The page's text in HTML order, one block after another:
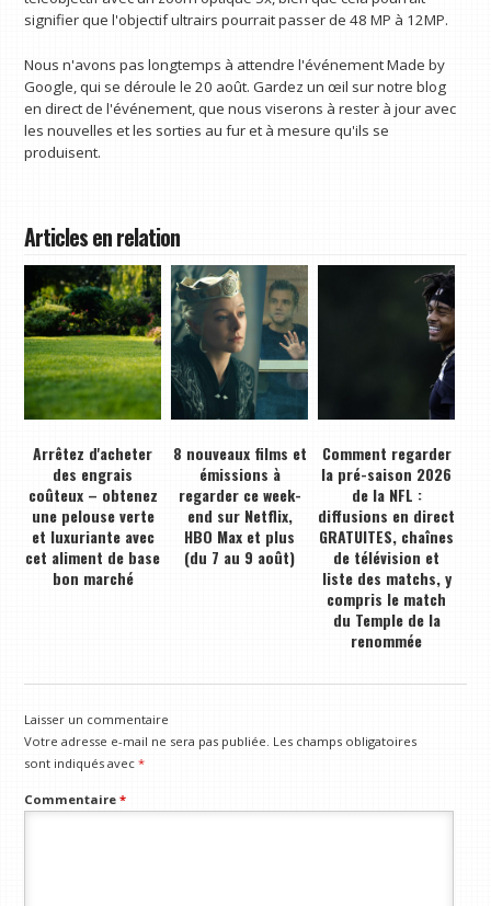
signifier que l'objectif ultrairs pourrait passer de 48 MP à 12MP.
Nous n'avons pas longtemps à attendre l'événement Made by
Google, qui se déroule le 20 août. Gardez un œil sur notre blog
en direct de l'événement, que nous viserons à rester à jour avec
les nouvelles et les sorties au fur et à mesure qu'ils se
produisent.
Articles en relation
Arrêtez d'acheter
des engrais
coûteux – obtenez
une pelouse verte
et luxuriante avec
cet aliment de base
bon marché
8 nouveaux films et
émissions à
regarder ce week-
end sur Netflix,
HBO Max et plus
(du 7 au 9 août)
Comment regarder
la pré-saison 2026
de la NFL :
diffusions en direct
GRATUITES, chaînes
de télévision et
liste des matchs, y
compris le match
du Temple de la
renommée
Laisser un commentaire
Votre adresse e-mail ne sera pas publiée. Les champs obligatoires
sont indiqués avec*
Commentaire*